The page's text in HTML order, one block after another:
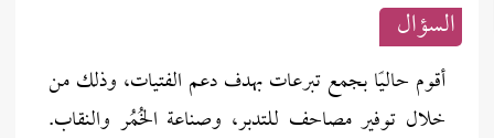
السؤال
أقوم حاليًا بجمع تبرعات بهدف دعم الفتيات، وذلك من
خلال توفير مصاحف للتدبر، وصناعة الخُمُر والنقاب.